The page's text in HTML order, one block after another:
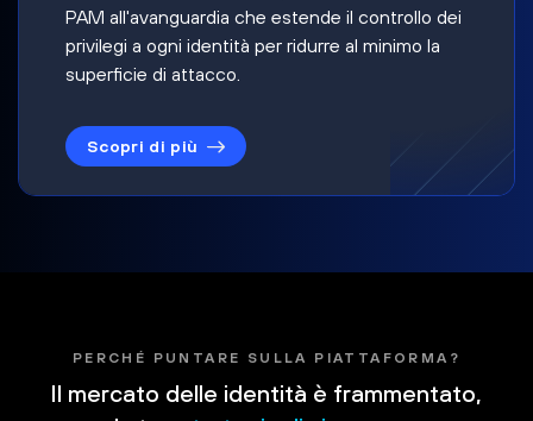
PAM all'avanguardia che estende il controllo dei
privilegi a ogni identità per ridurre al minimo la
superficie di attacco.
Scopri di più
PERCHÉ PUNTARE SULLA PIATTAFORMA?
Il mercato delle identità è frammentato,